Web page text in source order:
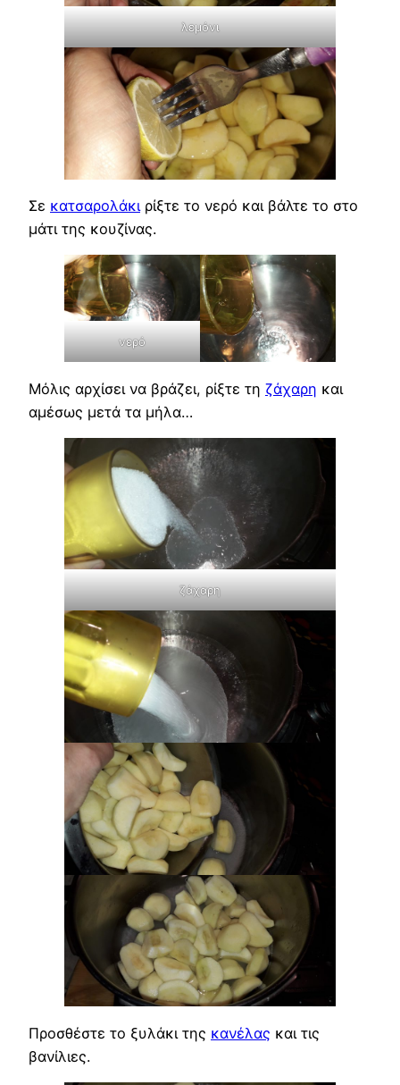
λεμόνι
Σε κατσαρολάκιρίξτε το νερό και βάλτε το στο
μάτι της κουζίνας.
νερό
Μόλις αρχίσει να βράζει, ρίξτε τη ζάχαρη και
αμέσως μετά τα μήλα…
ζάχαρη
Προσθέστε το ξυλάκι της κανέλας και τις
βανίλιες.